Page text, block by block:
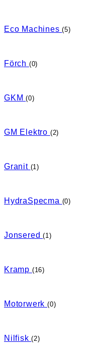
Eco Machines(5)
Förch (0)
GKM(0)
GM Elektro (2)
Granit (1)
HydraSpecma (0)
Jonsered(1)
Kramp (16)
Motorwerk (0)
Nilfisk(2)